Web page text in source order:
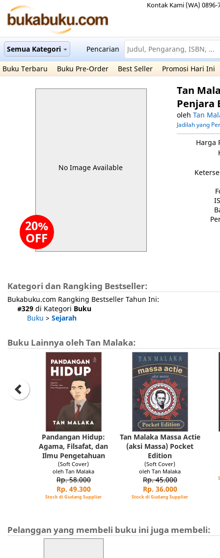
Kontak Kami (WA) 0896-
Semua Kategori Pencarian
Buku Terbaru Buku Pre-Order Best Seller Promosi Hari Ini
No Image Available
20%
OFF
Tan
Penjara
oleh Tan
Jadilah yang
Harga
Kategori dan Rangking Bestseller:
Bukabuku.com Rangking Bestseller Tahun Ini:
#329 di Kategori Buku
Buku > Sejarah
Buku Lainnya oleh Tan Malaka:
Pandangan Hidup:
Agama, Filsafat, dan
Ilmu Pengetahuan
(Soft Cover)
oleh Tan Malaka
Rp. 58.000
Rp. 49.300
Stock di Gudang Supplier
Tan Malaka Massa Actie
(aksi Massa) Pocket
Edition
(Soft Cover)
oleh Tan Malaka
Rp. 45.000
Rp. 36.000
Stock di Gudang Supplier
Pelanggan yang membeli buku ini juga membeli: